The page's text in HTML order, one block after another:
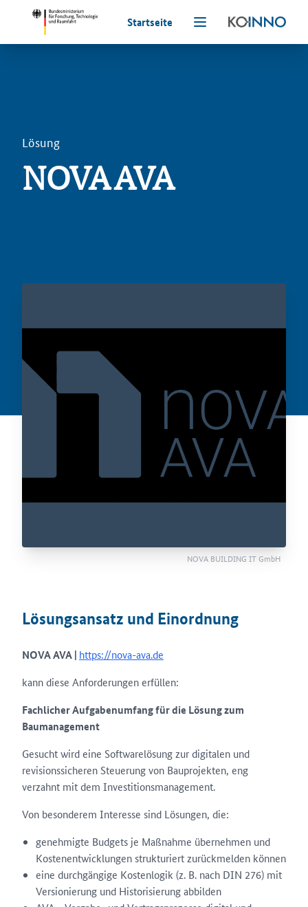
Startseite
Lösung
NOVA AVA
NOVA BUILDING IT GmbH
Lösungsansatz und Einordnung
NOVA AVA | https://nova-ava.de
kann diese Anforderungen erfüllen:
Fachlicher Aufgabenumfang für die Lösung zum
Baumanagement
Gesucht wird eine Softwarelösung zur digitalen und
revisionssicheren Steuerung von Bauprojekten, eng
verzahnt mit dem Investitionsmanagement.
Von besonderem Interesse sind Lösungen, die:
genehmigte Budgets je Maßnahme übernehmen und
Kostenentwicklungen strukturiert zurückmelden können
eine durchgängige Kostenlogik (z. B. nach DIN 276) mit
Versionierung und Historisierung abbilden